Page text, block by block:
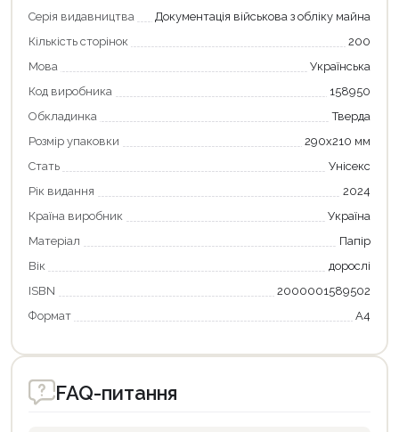
Серія видавництва
Документація військова з обліку майна
Кількість сторінок
200
Мова
Українська
Код виробника
158950
Обкладинка
Тверда
Розмір упаковки
290х210 мм
Стать
Унісекс
Рік видання
2024
Країна виробник
Україна
Матеріал
Папір
Вік
дорослі
ISBN
2000001589502
Формат
А4
FAQ-питання